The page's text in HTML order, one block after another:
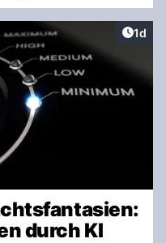
1d
durch KI